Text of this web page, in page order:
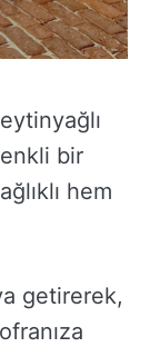
bir
hem
getirerek,